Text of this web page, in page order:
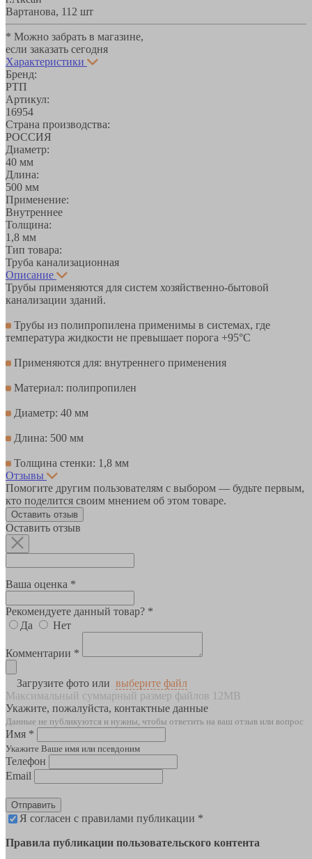
Вартанова, 11 2 шт
* Можно забрать в магазине,
если заказать сегодня
Характеристики
Бренд:
РТП
Артикул:
16954
Страна производства:
РОССИЯ
Диаметр:
40 мм
Длина:
500 мм
Применение:
Внутреннее
Толщина:
1,8 мм
Тип товара:
Труба канализационная
Описание
Трубы применяются для систем хозяйственно-бытовой
канализации зданий.
Трубы из полипропилена применимы в системах, где
температура жидкости не превышает порога +95°С
Применяются для: внутреннего применения
Материал: полипропилен
Диаметр: 40 мм
Длина: 500 мм
Толщина стенки: 1,8 мм
Отзывы
Помогите другим пользователям с выбором — будьте первым,
кто поделится своим мнением об этом товаре.
Оставить отзыв
Оставить отзыв
Ваша оценка *
Рекомендуете данный товар? *
Да
Нет
Комментарии *
Загрузите фото или выберите файл
Максимальный суммарный размер файлов 12MB
Укажите, пожалуйста, контактные данные
Данные не публикуются и нужны, чтобы ответить на ваш отзыв или вопрос
Имя *
Укажите Ваше имя или псевдоним
Телефон
Email
Отправить
Я согласен с правилами публикации *
Правила публикации пользовательского контента